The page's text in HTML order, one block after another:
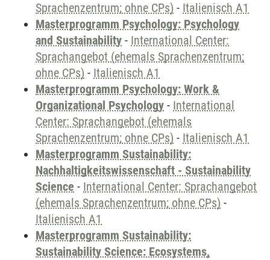
Sprachenzentrum; ohne CPs) - Italienisch A1
Masterprogramm Psychology: Psychology
and Sustainability - International Center:
Sprachangebot (ehemals Sprachenzentrum;
ohne CPs) - Italienisch A1
Masterprogramm Psychology: Work &
Organizational Psychology - International
Center: Sprachangebot (ehemals
Sprachenzentrum; ohne CPs) - Italienisch A1
Masterprogramm Sustainability:
Nachhaltigkeitswissenschaft - Sustainability
Science - International Center: Sprachangebot
(ehemals Sprachenzentrum; ohne CPs) -
Italienisch A1
Masterprogramm Sustainability:
Sustainability Science: Ecosystems,